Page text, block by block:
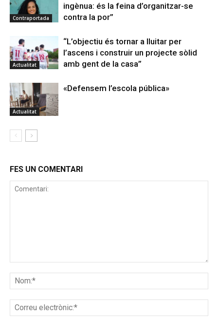
Contraportada
ingènua: és la feina d’organitzar-se
contra la por”
Actualitat
“L’objectiu és tornar a lluitar per
l’ascens i construir un projecte sòlid
amb gent de la casa”
Actualitat
«Defensem l’escola pública»
FES UN COMENTARI